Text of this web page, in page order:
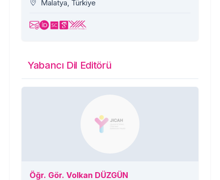
Malatya, Türkiye
Yabancı Dil Editörü
Öğr. Gör. Volkan DÜZGÜN